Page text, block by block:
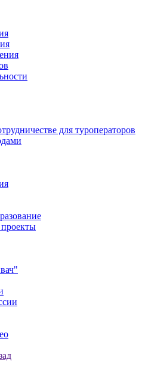
для туроператоров